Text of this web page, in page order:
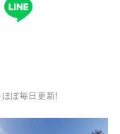
ぼ毎日更新!